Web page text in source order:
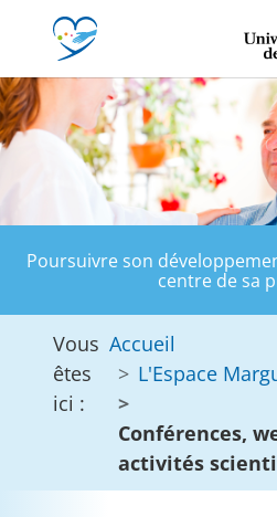
Skip to main navigation
Skip to main content
Skip to page footer
Poursuivre son
centre de sa
Vous
êtes
ici :
Accueil
L'Espace
Conférences,
activités